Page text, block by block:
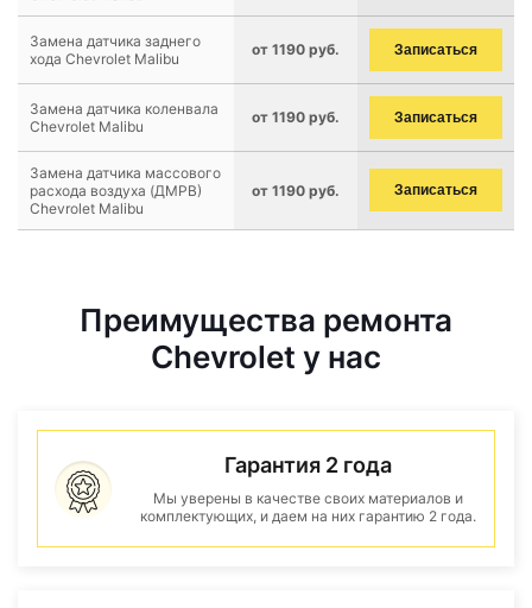
Замена датчика заднего
хода Chevrolet Malibu
от 1190 руб. Записаться
Замена датчика коленвала
Chevrolet Malibu
от 1190 руб. Записаться
Замена датчика массового
расхода воздуха (ДМРВ)
Chevrolet Malibu
от 1190 руб. Записаться
Преимущества ремонта
Chevrolet у нас
Гарантия 2 года
Мы уверены в качестве своих материалов и
комплектующих, и даем на них гарантию 2 года.